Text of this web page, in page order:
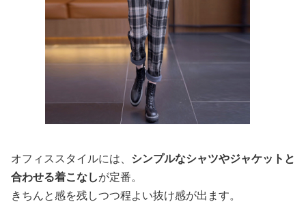
オフィススタイルには、 シンプルなシャツやジャケットと
合わせる着こなしが定番。
きちんと感を残しつつ程よい抜け感が出ます。